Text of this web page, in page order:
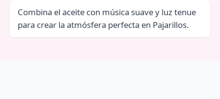
Combina el aceite con música suave y luz tenue
para crear la atmósfera perfecta en Pajarillos.